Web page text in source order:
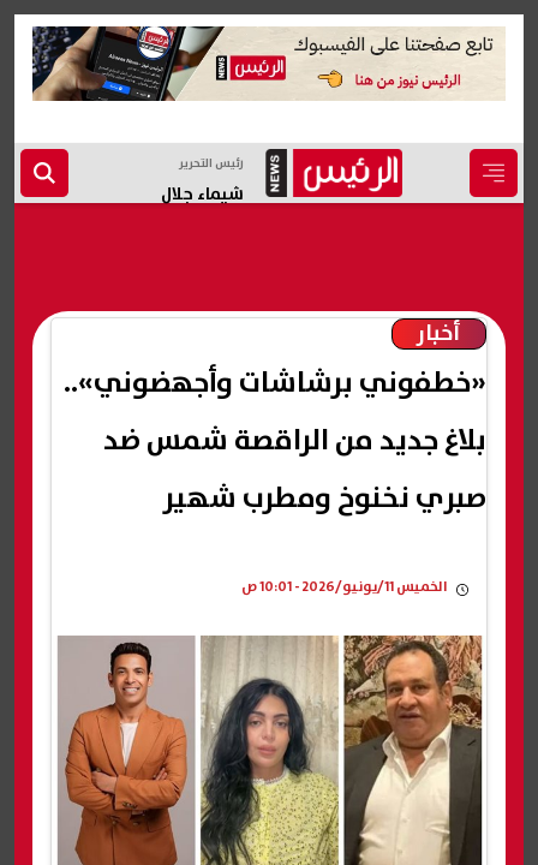
رئيس التحرير
شيماء جلال
أخبار
«خطفوني برشاشات وأجهضوني»..
بلاغ جديد من الراقصة شمس ضد
صبري نخنوخ ومطرب شهير
الخميس 11/يونيو/2026 - 10:01 ص